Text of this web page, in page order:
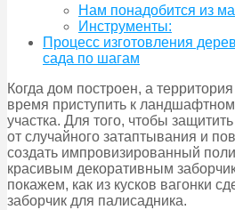
Нам понадобится из
Инструменты:
Процесс изготовления
сада по шагам
Когда дом построен, а
время приступить к
участка. Для того, чтобы
от случайного затаптывания и
создать импровизированный
красивым декоративным
покажем, как из кусков вагонки
заборчик для палисадника.